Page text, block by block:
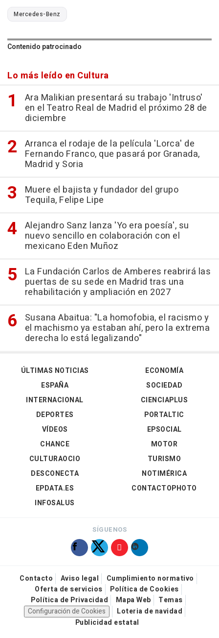
Mercedes-Benz
Contenido patrocinado
Lo más leído en Cultura
Ara Malikian presentará su trabajo 'Intruso'
en el Teatro Real de Madrid el próximo 28 de
diciembre
Arranca el rodaje de la película 'Lorca' de
Fernando Franco, que pasará por Granada,
Madrid y Soria
Muere el bajista y fundador del grupo
Tequila, Felipe Lipe
Alejandro Sanz lanza 'Yo era poesía', su
nuevo sencillo en colaboración con el
mexicano Eden Muñoz
La Fundación Carlos de Amberes reabrirá las
puertas de su sede en Madrid tras una
rehabilitación y ampliación en 2027
Susana Abaitua: "La homofobia, el racismo y
el machismo ya estaban ahí, pero la extrema
derecha lo está legalizando"
ÚLTIMAS NOTICIAS
ESPAÑA
INTERNACIONAL
DEPORTES
VÍDEOS
ECONOMÍA
SOCIEDAD
CIENCIAPLUS
PORTALTIC
EPSOCIAL
CHANCE
CULTURAOCIO
DESCONECTA
EPDATA.ES
INFOSALUS
MOTOR
TURISMO
NOTIMÉRICA
CONTACTOPHOTO
SÍGUENOS
Contacto Aviso legal
Cumplimiento normativo
Oferta de servicios
Política de Cookies
Política de Privacidad
Mapa Web
Temas
Configuración de Cookies
Loteria de navidad
Publicidad estatal